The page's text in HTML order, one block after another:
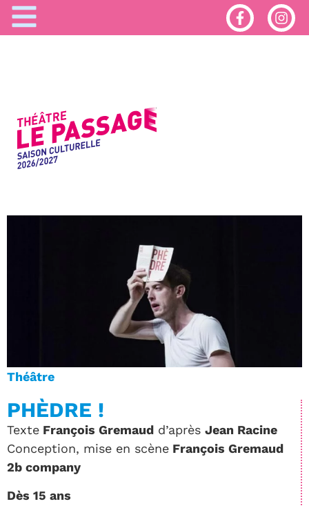
Théâtre
PHÈDRE !
Texte François Gremaud d’après Jean Racine
Conception, mise en scène François Gremaud
2b company
Dès 15 ans